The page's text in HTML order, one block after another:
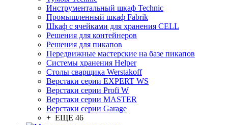
Инструментальный шкаф Technic
Промышленный шкаф Fabrik
Шкаф с ячейками для хранения CELL
Решения для контейнеров
Решения для пикапов
Передвижные мастерские на базе пикапов
Системы хранения Helper
Столы сварщика Werstakoff
Верстаки серии EXPERT WS
Верстаки серии Profi W
Верстаки серии MASTER
Верстаки серии Garage
+ ЕЩЕ 46